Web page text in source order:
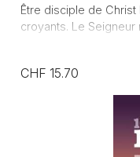
Être disciple de
croyants. Le Seigneur
CHF 15.70